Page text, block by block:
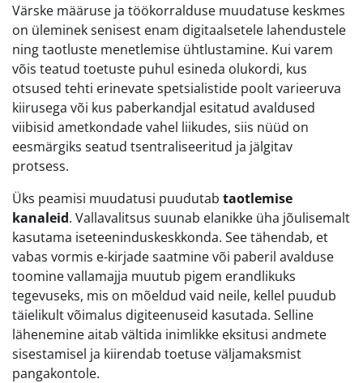
Värske määruse ja töökorralduse muudatuse keskmes
on üleminek senisest enam digitaalsetele lahendustele
ning taotluste menetlemise ühtlustamine. Kui varem
võis teatud toetuste puhul esineda olukordi, kus
otsused tehti erinevate spetsialistide poolt varieeruva
kiirusega või kus paberkandjal esitatud avaldused
viibisid ametkondade vahel liikudes, siis nüüd on
eesmärgiks seatud tsentraliseeritud ja jälgitav
protsess.
Üks peamisi muudatusi puudutab taotlemise
kanaleid. Vallavalitsus suunab elanikke üha jõulisemalt
kasutama iseteeninduskeskkonda. See tähendab, et
vabas vormis e-kirjade saatmine või paberil avalduse
toomine vallamajja muutub pigem erandlikuks
tegevuseks, mis on mõeldud vaid neile, kellel puudub
täielikult võimalus digiteenuseid kasutada. Selline
lähenemine aitab vältida inimlikke eksitusi andmete
sisestamisel ja kiirendab toetuse väljamaksmist
pangakontole.